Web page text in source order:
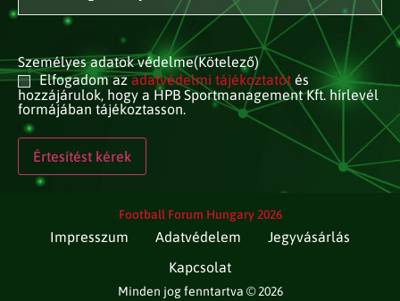
Személyes adatok védelme(Kötelező)
Elfogadom azadatvédelmi tájékoztatót és
hozzájárulok, hogy a HPB Sportmanagement Kft. hírlevél
formájában tájékoztasson.
Football Forum Hungary 2026
Impresszum Adatvédelem
Jegyvásárlás
Kapcsolat
Minden jog fenntartva © 2026